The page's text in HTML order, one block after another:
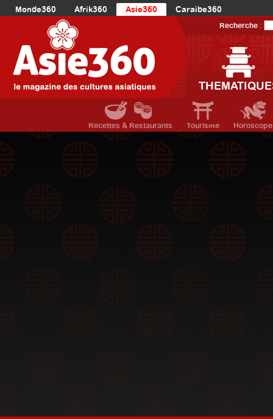
Monde360 Afrik360 Asie360
Caraibe360
Europe360
AmériqueDuNord360
Océanie360
Recherche :
Recettes & Restaurants Tourisme Horoscope